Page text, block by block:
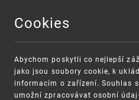
Cookies
Abychom poskytli co nejlepší
jako jsou soubory cookie, k
informacím o zařízení. Souhlas
umožní zpracovávat osobní